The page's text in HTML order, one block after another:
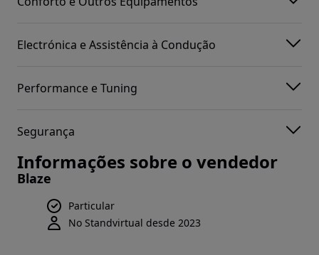
Electrónica e Assistência à Condução
Performance e Tuning
Segurança
Informações sobre o vendedor
Blaze
Particular
No Standvirtual desde 2023